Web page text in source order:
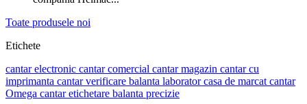
Toate produsele noi
Etichete
cantar electronic cantar comercial cantar magazin cantar cu
imprimanta cantar verificare balanta laboratorcasa de marcat cantar
Omega cantar etichetare balanta precizie